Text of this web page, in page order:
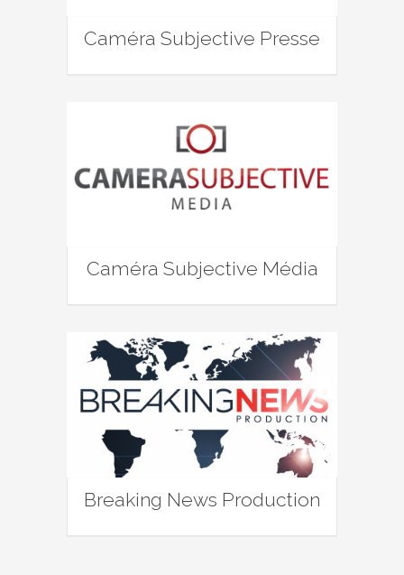
Caméra Subjective Presse
Caméra Subjective Média
Breaking News Production